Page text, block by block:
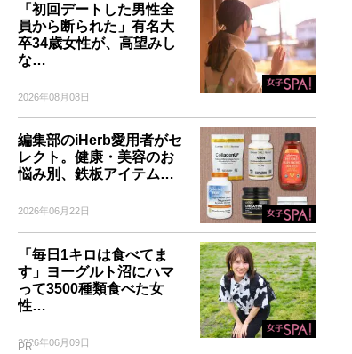
「初回デートした男性全
員から断られた」有名大
卒34歳女性が、高望みし
な…
2026年08月08日
編集部のiHerb愛用者がセ
レクト。健康・美容のお
悩み別、鉄板アイテム…
2026年06月22日
「毎日1キロは食べてま
す」ヨーグルト沼にハマ
って3500種類食べた女
性…
2026年06月09日
PR